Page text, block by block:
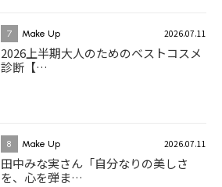
7 Make Up 2026.07.11
2026上半期大人のためのベストコスメ
診断【…
8 Make Up 2026.07.11
田中みな実さん「自分なりの美しさ
を、心を弾ま…